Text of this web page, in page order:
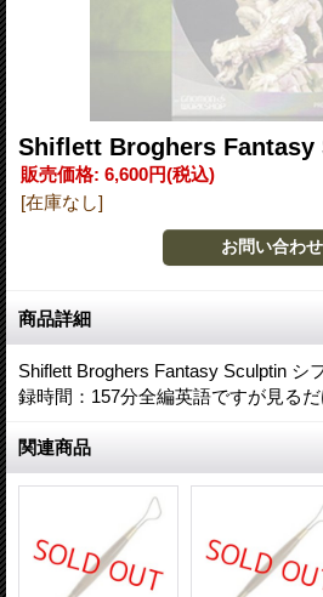
Shiflett Broghers Fantasy
販売価格: 6,600円(税込)
[在庫なし]
商品詳細
Shiflett Broghers Fantasy Sculptin シ
録時間：157分全編英語ですが見る
関連商品